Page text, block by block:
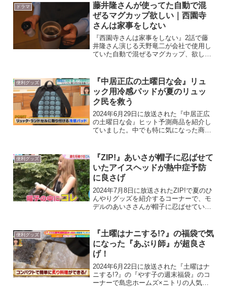
ドラマ
藤井隆さんが使ってた自動で混
ぜるマグカップ欲しい｜西園寺
さんは家事をしない
『西園寺さんは家事をしない』2話で藤
井隆さん演じる天野竜二が会社で使用し
ていた自動で混ぜるマグカップ、欲しく
自動でかくはん（混ぜる）してくれる電
動のマグカップ。容量は3...
便利グッズ
『中居正広の土曜日な会』リュ
ック用冷感パッドが夏のリュッ
ク民を救う
2024年6月29日に放送された『中居正広
の土曜日な会』ヒット予測商品を紹介し
ていました。中でも特に気になった商品
るのが快適になりそう！ ひんやり密着
リュック用冷感パ...
便利グッズ
『ZIP!』あいさが帽子に忍ばせて
いたアイスヘッドが熱中症予防
に良さげ
2024年7月8日に放送されたZIP!で夏のひ
んやりグッズを紹介するコーナーで、モ
デルのあいささんが帽子に忍ばせていた
ド帽子に入れるだけで熱中症対策になる
のがめちゃク...
便利グッズ
『土曜はナニする!?』の福袋で気
になった『あぶり師』が超良さ
げ！
2024年6月22日に放送された『土曜はナ
ニする!?』の『やす子の週末福袋』のコ
ーナーで島忠ホームズ×ニトリの人気商